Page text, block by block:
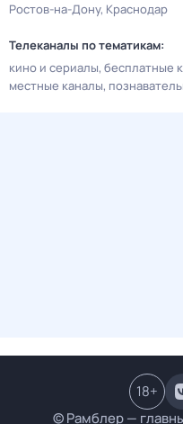
Ростов-на-Дону Краснодар
Телеканалы по тематикам:
кино и сериалы бесплатные
местные каналы
© Рамблер —
18+